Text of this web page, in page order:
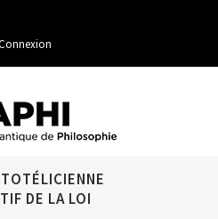
DE LA LOI